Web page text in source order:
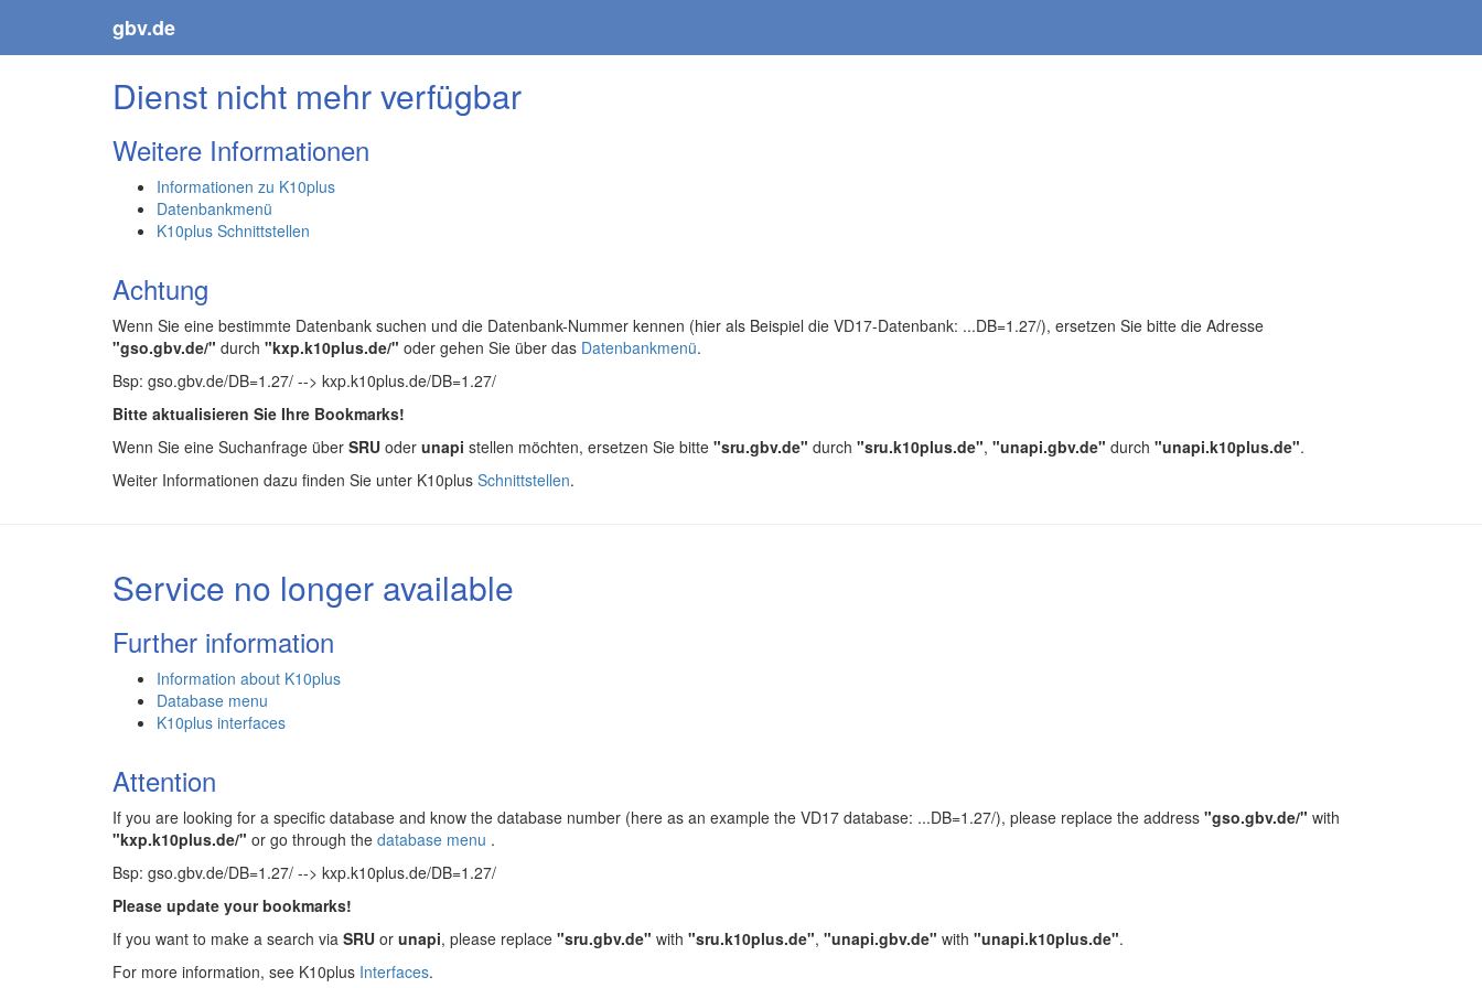
gbv.de
Dienst nicht mehr verfügbar
Weitere Informationen
Informationen zu K10plus
Datenbankmenü
K10plus Schnittstellen
Achtung
Wenn Sie eine bestimmte Datenbank suchen und die Datenbank-Nummer kennen (hier als Beispiel die VD17-Datenbank: ...DB=1.27/), ersetzen Sie bitte die Adresse
"gso.gbv.de/" durch "kxp.k10plus.de/" oder gehen Sie über das Datenbankmenü.
Bsp: gso.gbv.de/DB=1.27/ --> kxp.k10plus.de/DB=1.27/
Bitte aktualisieren Sie Ihre Bookmarks!
Wenn Sie eine Suchanfrage über SRU oder unapi stellen möchten, ersetzen Sie bitte "sru.gbv.de" durch "sru.k10plus.de", "unapi.gbv.de" durch "unapi.k10plus.de".
Weiter Informationen dazu finden Sie unter K10plus Schnittstellen.
Service no longer available
Further information
Information about K10plus
Database menu
K10plus interfaces
Attention
If you are looking for a specific database and know the database number (here as an example the VD17 database: ...DB=1.27/), please replace the address "gso.gbv.de/" with
"kxp.k10plus.de/" or go through the database menu .
Bsp: gso.gbv.de/DB=1.27/ --> kxp.k10plus.de/DB=1.27/
Please update your bookmarks!
If you want to make a search via SRU or unapi, please replace "sru.gbv.de" with "sru.k10plus.de", "unapi.gbv.de" with "unapi.k10plus.de".
For more information, see K10plus Interfaces.